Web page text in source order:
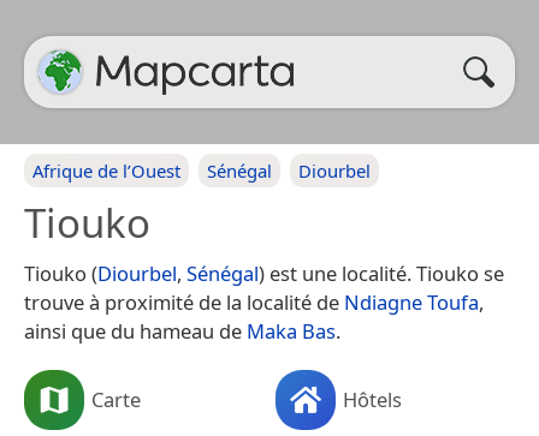
Afrique de l’Ouest Sénégal Diourbel
Tiouko
Tiouko (Diourbel, Sénégal) est une localité. Tiouko se
trouve à proximité de la localité de Ndiagne Toufa,
ainsi que du hameau de Maka Bas.
Carte Hôtels